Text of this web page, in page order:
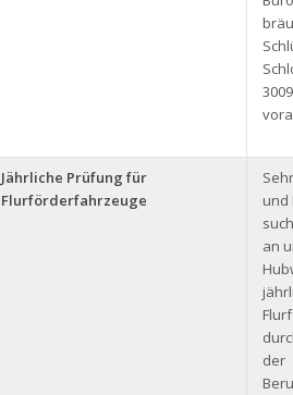
Jährliche Prüfung für
Flurförderfahrzeuge
und
an
der